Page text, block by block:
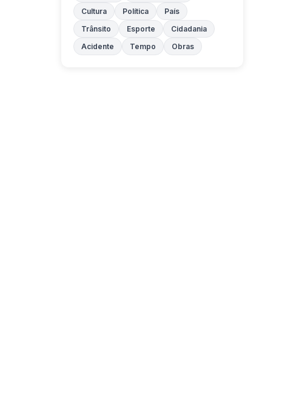
Cultura
Política
País
Trânsito
Esporte
Cidadania
Acidente
Tempo Obras